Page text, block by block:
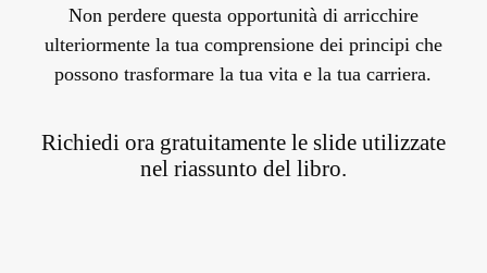
Non perdere questa opportunità di arricchire
ulteriormente la tua comprensione dei principi che
possono trasformare la tua vita e la tua carriera.
Richiedi ora gratuitamente le slide utilizzate
nel riassunto del libro.